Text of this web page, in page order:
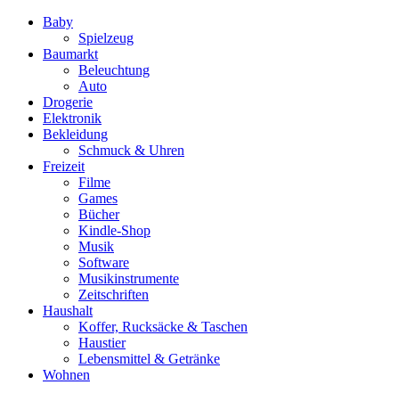
Baby
Spielzeug
Baumarkt
Beleuchtung
Auto
Drogerie
Elektronik
Bekleidung
Schmuck & Uhren
Freizeit
Filme
Games
Bücher
Kindle-Shop
Musik
Software
Musikinstrumente
Zeitschriften
Haushalt
Koffer, Rucksäcke & Taschen
Haustier
Lebensmittel & Getränke
Wohnen